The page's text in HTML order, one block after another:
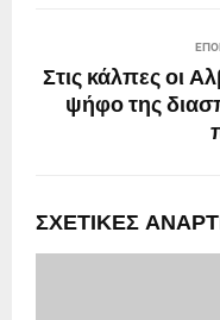
Στις κάλπες οι
ψήφο της
ΣΧΕΤΙΚΈΣ